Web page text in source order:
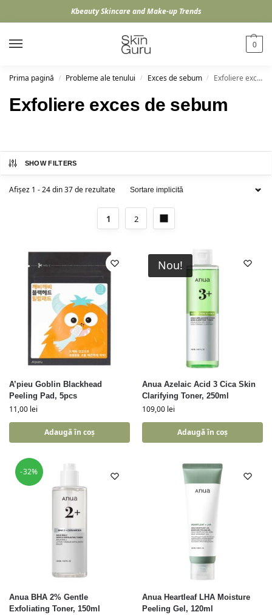
Kbeauty Skincare and Make-up Trends
0
Prima pagină / Probleme ale tenului / Exces de sebum / Exfoliere exces de sebum
Exfoliere exces de sebum
SHOW FILTERS
Afișez 1 - 24 din 37 de rezultate
1 2
A’pieu Goblin Blackhead
Peeling Pad, 5pcs
11,00 lei
Adaugă în coș
Nou!
Anua Azelaic Acid 3 Cica Skin
Clarifying Toner, 250ml
109,00 lei
Adaugă în coș
-32%
Anua BHA 2% Gentle
Exfoliating Toner, 150ml
Anua Heartleaf LHA Moisture
Peeling Gel, 120ml